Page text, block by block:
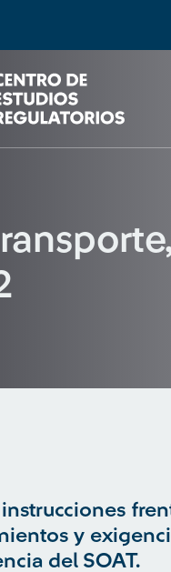
instrucciones
y
del SOAT.